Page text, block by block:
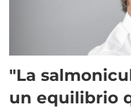
"La
un equilibrio